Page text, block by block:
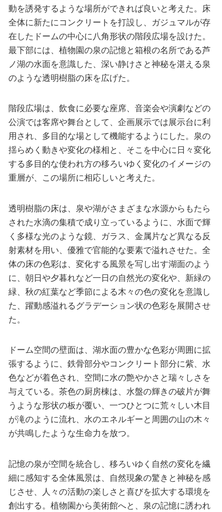
動を誘発するような場所ができれば良いと考えた。床
全体に新たにコンクリートを打設し、ガジュマルが存
在したドームの中心に八角形状の階段広場を設けた。
最下部には、植物園の泉の記憶と箱根の名所である芦
ノ湖の水面を意識した、深い静けさと神秘を湛える泉
のような透明樹脂の床を広げた。
階段広場は、飲食に必要な座席、音楽会や演劇などの
公演では客席や舞台として、企画展示では展示台に利
用され、多目的な場として機能するようにした。泉の
揺らめく動きや変化の様相と、そこを中心に日々変化
する多目的な使われ方の移ろいゆく変化のイメージの
重層が、この場所に相応しいと考えた。
透明樹脂の床は、泉や湖がさまざまな水源からもたら
された水滴の集積で成り立っているように、水面で輝
く多様な光のような鏡、ガラス、金属片など異なる反
射素材を用い、優雅で官能的な要素で溢れさせた。全
体の床の色彩は、変化する風景を写し出す湖面のよう
に、朝日や夕暮れなど一日の自然光の変化や、新緑の
緑、秋の紅葉など季節による木々の色の変化を意識し
た、躍動感溢れるグラデーション状の色彩を展開させ
た。
ドーム空間の壁面は、湖水面の豊かな色彩が周囲に拡
張するように、鉄骨部分やコンクリート部分に紫、水
色などが着色され、空間に水の艶やかさと瑞々しさを
与えている。茶色の厨房棟は、水盤の輝きの破片が舞
うような形状の板が覆い、一つひとつに荒々しい木目
が滝のように流れ、水のエネルギーと周囲の山の木々
が共鳴したような生命力を放つ。
記憶の泉が空間を統合し、移ろいゆく自然の変化を繊
細に感知する全体風景は、自然現象の驚きと神秘を感
じさせ、人々の活動の楽しさと喜びを拡大する環境を
創出する。植物園から美術館へと、泉の記憶に誘われ